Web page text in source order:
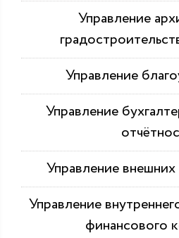
Управление
Управление
Управление
Управление
Управление
финансового